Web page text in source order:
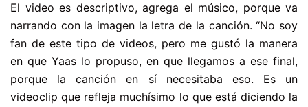
El video es descriptivo, agrega el músico, porque va
narrando con la imagen la letra de la canción. “No soy
fan de este tipo de videos, pero me gustó la manera
en que Yaas lo propuso, en que llegamos a ese final,
porque la canción en sí necesitaba eso. Es un
videoclip que refleja muchísimo lo que está diciendo la